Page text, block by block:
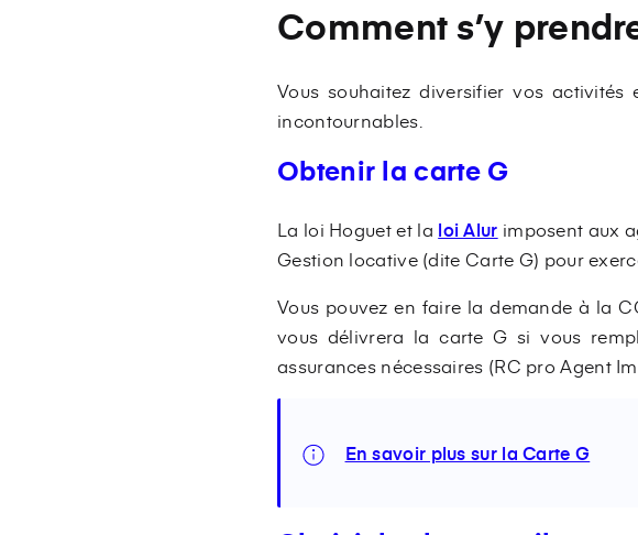
Comment s’y
Vous souhaitez diversifier vos
incontournables.
Obtenir la carte G
La loi Hoguet et la loi Alur imposent aux
Gestion locative (dite Carte G) pour
Vous pouvez en faire la demande à la
vous délivrera la carte G si vous
assurances nécessaires (RC pro Agent
En savoir plus sur la Carte G